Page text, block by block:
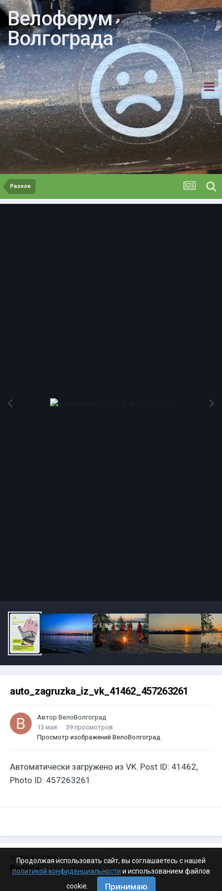
Велофорум
Волгограда
Разное
auto_zagruzka_iz_vk_41462_457263261
Автор ВелоВолгоград
13 мая
39 просмотров
Просмотр изображений ВелоВолгоград
Автоматически загружено из VK. Post ID: 41462,
Photo ID: 457263261
ИЗ КАТЕГОРИИ:
Разное · 4 199 изображений
Продолжая использовать сайт, вы соглашаетесь с нашей
политикой конфиденциальности и использованием файлов
cookie.
Принимаю